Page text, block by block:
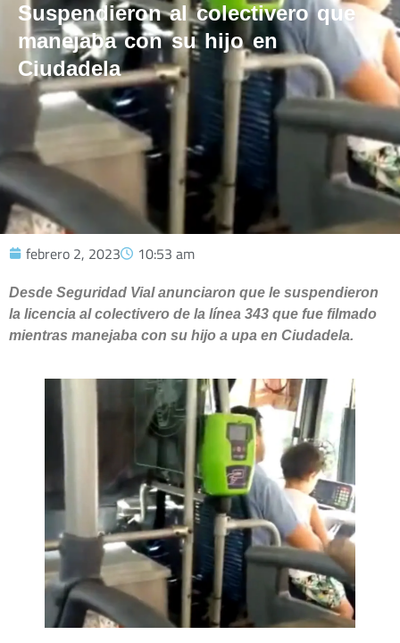
Suspendieron al colectivero que
manejaba con su hijo en
Ciudadela
febrero 2, 2023 10:53 am
Desde Seguridad Vial anunciaron que le suspendieron
la licencia al colectivero de la línea 343 que fue filmado
mientras manejaba con su hijo a upa en Ciudadela.